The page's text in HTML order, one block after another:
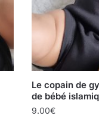
Le copain de
de bébé
9.00€